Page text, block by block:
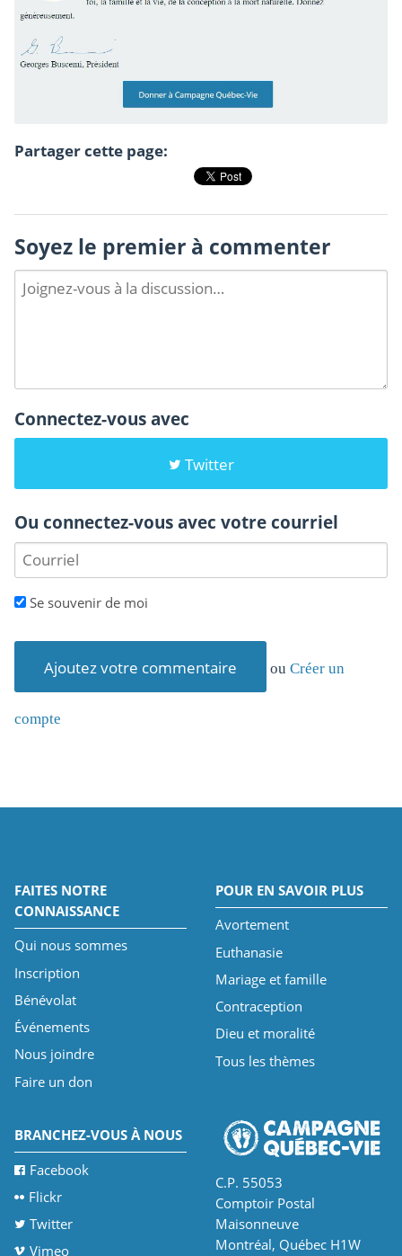
Partager cette page:
Soyez le premier à commenter
Connectez-vous avec
Twitter
Ou connectez-vous avec votre courriel
Se souvenir de moi
ouCréer un
compte
FAITES NOTRE
CONNAISSANCE
Qui nous sommes
Inscription
Bénévolat
Événements
Nous joindre
Faire un don
POUR EN SAVOIR PLUS
Avortement
Euthanasie
Mariage et famille
Contraception
Dieu et moralité
Tous les thèmes
BRANCHEZ-VOUS À NOUS
Facebook
Flickr
Twitter
Vimeo
C.P. 55053
Comptoir Postal
Maisonneuve
Montréal, Québec H1W